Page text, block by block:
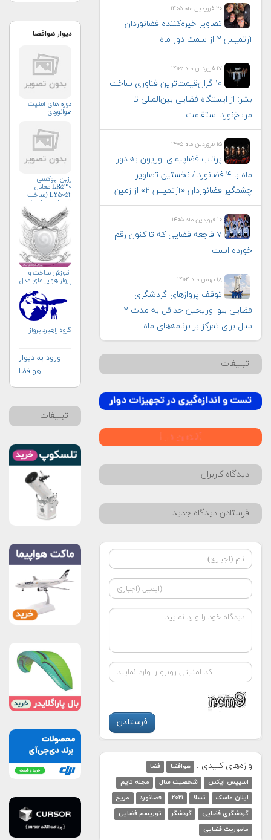
۲۰ فروردین ماه ۱۴۰۵
تصاویر خیره‌کننده فضانوردان
آرتمیس ۲ از سمت دور ماه
۱۷ فروردین ماه ۱۴۰۵
۱۰ گران‌قیمت‌ترین فناوری‌ ساخت
بشر: از ایستگاه فضایی بین‌المللی تا
مریخ‌نورد استقامت
۱۵ فروردین ماه ۱۴۰۵
پرتاب فضاپیمای اوریون به دور
ماه با ۴ فضانورد / نخستین تصاویر
چشمگیر فضانوردان «آرتمیس ۲» از زمین
۱۰ فروردین ماه ۱۴۰۵
۷ فاجعه فضایی که تا کنون رقم
خورده است
۱۸ بهمن ماه ۱۴۰۴
توقف پروازهای گردشگری
فضایی بلو اوریجین حداقل به مدت ۲
سال برای تمرکز بر برنامه‌های ماه
تبلیغات
دیدگاه کاربران
فرستادن دیدگاه جدید
واژه‌های کلیدی : هوافضا
فضا
اسپیس ایکس
شخصیت سال
مجله تایم
ایلان ماسک
تسلا ۲۰۲۱ فضانورد
مریخ
گردشگری فضایی
گردشگر
توریسم فضایی
ماموریت فضایی
دیوار هوافضا
دوره های امنیت
هوانوردی
رزین اپوکسی
LR۵۳۰ معادل
LY۵۰۵۲ (ساخت
قطعات هوایی)
آموزش ساخت و
پرواز هواپیمای مدل
گروه راهبرد پرواز
ورود به دیوار
هوافضا
تبلیغات